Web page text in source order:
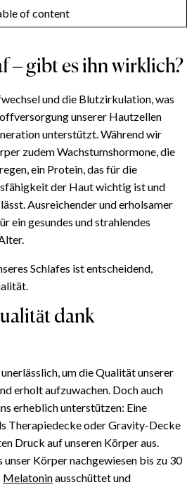
of content
– gibt es ihn wirklich?
und die Blutzirkulation, was
unserer Hautzellen
unterstützt. Während wir
zudem Wachstumshormone, die
ein Protein, das für die
der Haut wichtig ist und
Ausreichender und erholsamer
ein gesundes und strahlendes
Schlafes ist entscheidend,
dank
um die Qualität unserer
erholt aufzuwachen. Doch auch
erheblich unterstützen: Eine
Therapiedecke oder Gravity-Decke
Druck auf unseren Körper aus.
Körper nachgewiesen bis zu 30
Melatoninausschüttet und